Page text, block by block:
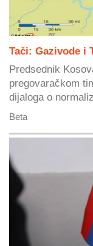
Tači: Gazivode i
Predsednik
pregovaračkom
dijaloga o
Beta